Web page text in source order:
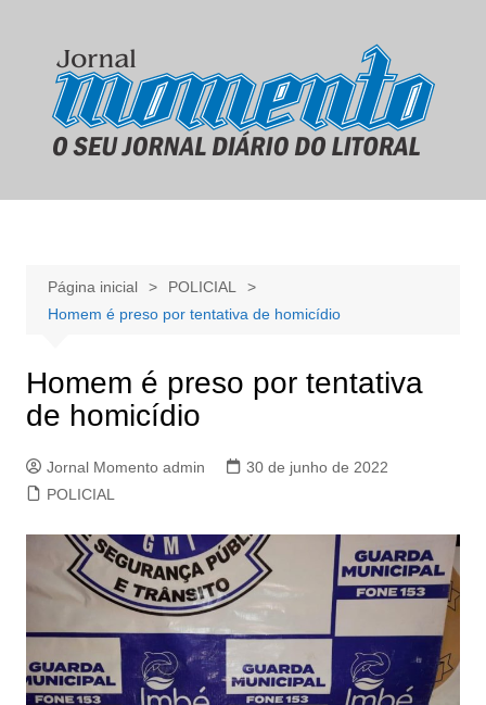
conteúdo
Página inicial
POLICIAL
Homem é preso por tentativa de homicídio
Homem é preso por tentativa
de homicídio
Jornal Momento admin
30 de junho de 2022
POLICIAL